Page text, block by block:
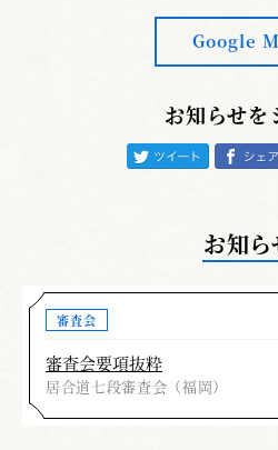
る。技では、切り下しな
足を出している様に見え
ら、手から打って出るの
出なさいと指導を受けた。
三本目・受け流し受け流
四本目・柄当て後方の敵
動せず、一旦下を見て後
ら体軸がブレる事になる。
五本目・袈裟切り
抜き上
Google
お知らせを
お知ら
審査会
審査会要項抜粋
居合道七段審査会（福岡）